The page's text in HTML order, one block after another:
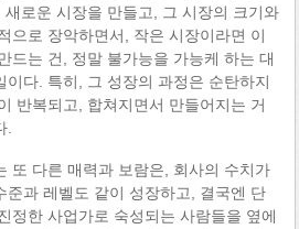
로운 시장을 만들고, 그 시장의 크기와
으로 장악하면서, 작은 시장이라면 이
드는 건, 정말 불가능을 가능케 하는 대
이다. 특히, 그 성장의 과정은 순탄하지
반복되고, 합쳐지면서 만들어지는 거
.
또 다른 매력과 보람은, 회사의 수치가
준과 레벨도 같이 성장하고, 결국엔 단
정한 사업가로 숙성되는 사람들을 옆에